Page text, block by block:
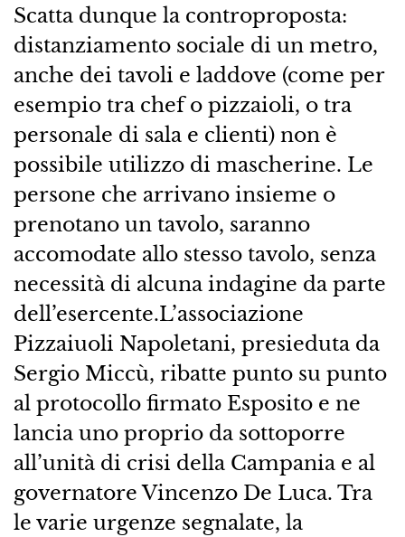
Scatta dunque la controproposta:
distanziamento sociale di un metro,
anche dei tavoli e laddove (come per
esempio tra chef o pizzaioli, o tra
personale di sala e clienti) non è
possibile utilizzo di mascherine. Le
persone che arrivano insieme o
prenotano un tavolo, saranno
accomodate allo stesso tavolo, senza
necessità di alcuna indagine da parte
dell’esercente.L’associazione
Pizzaiuoli Napoletani, presieduta da
Sergio Miccù, ribatte punto su punto
al protocollo firmato Esposito e ne
lancia uno proprio da sottoporre
all’unità di crisi della Campania e al
governatore Vincenzo De Luca. Tra
le varie urgenze segnalate, la